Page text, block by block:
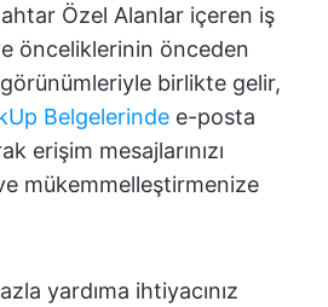
Özel Alanlar içeren iş
önceliklerinin önceden
birlikte gelir,
Belgelerinde e-posta
erişim mesajlarınızı
mükemmelleştirmenize
yardıma ihtiyacınız